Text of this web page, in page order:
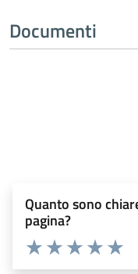
Documenti
Quanto sono
pagina?
Valuta 4
Valuta 3
Valuta 2 stelle
Valuta 1 stelle su 5